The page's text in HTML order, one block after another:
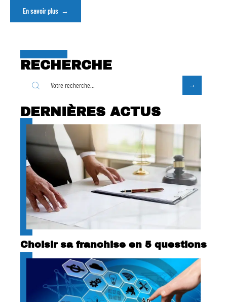
En savoir plus
RECHERCHE
DERNIÈRES ACTUS
Choisir sa franchise en 5 questions